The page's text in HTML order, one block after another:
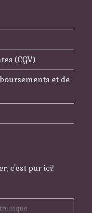
(CGV)
et de
c'est par ici!